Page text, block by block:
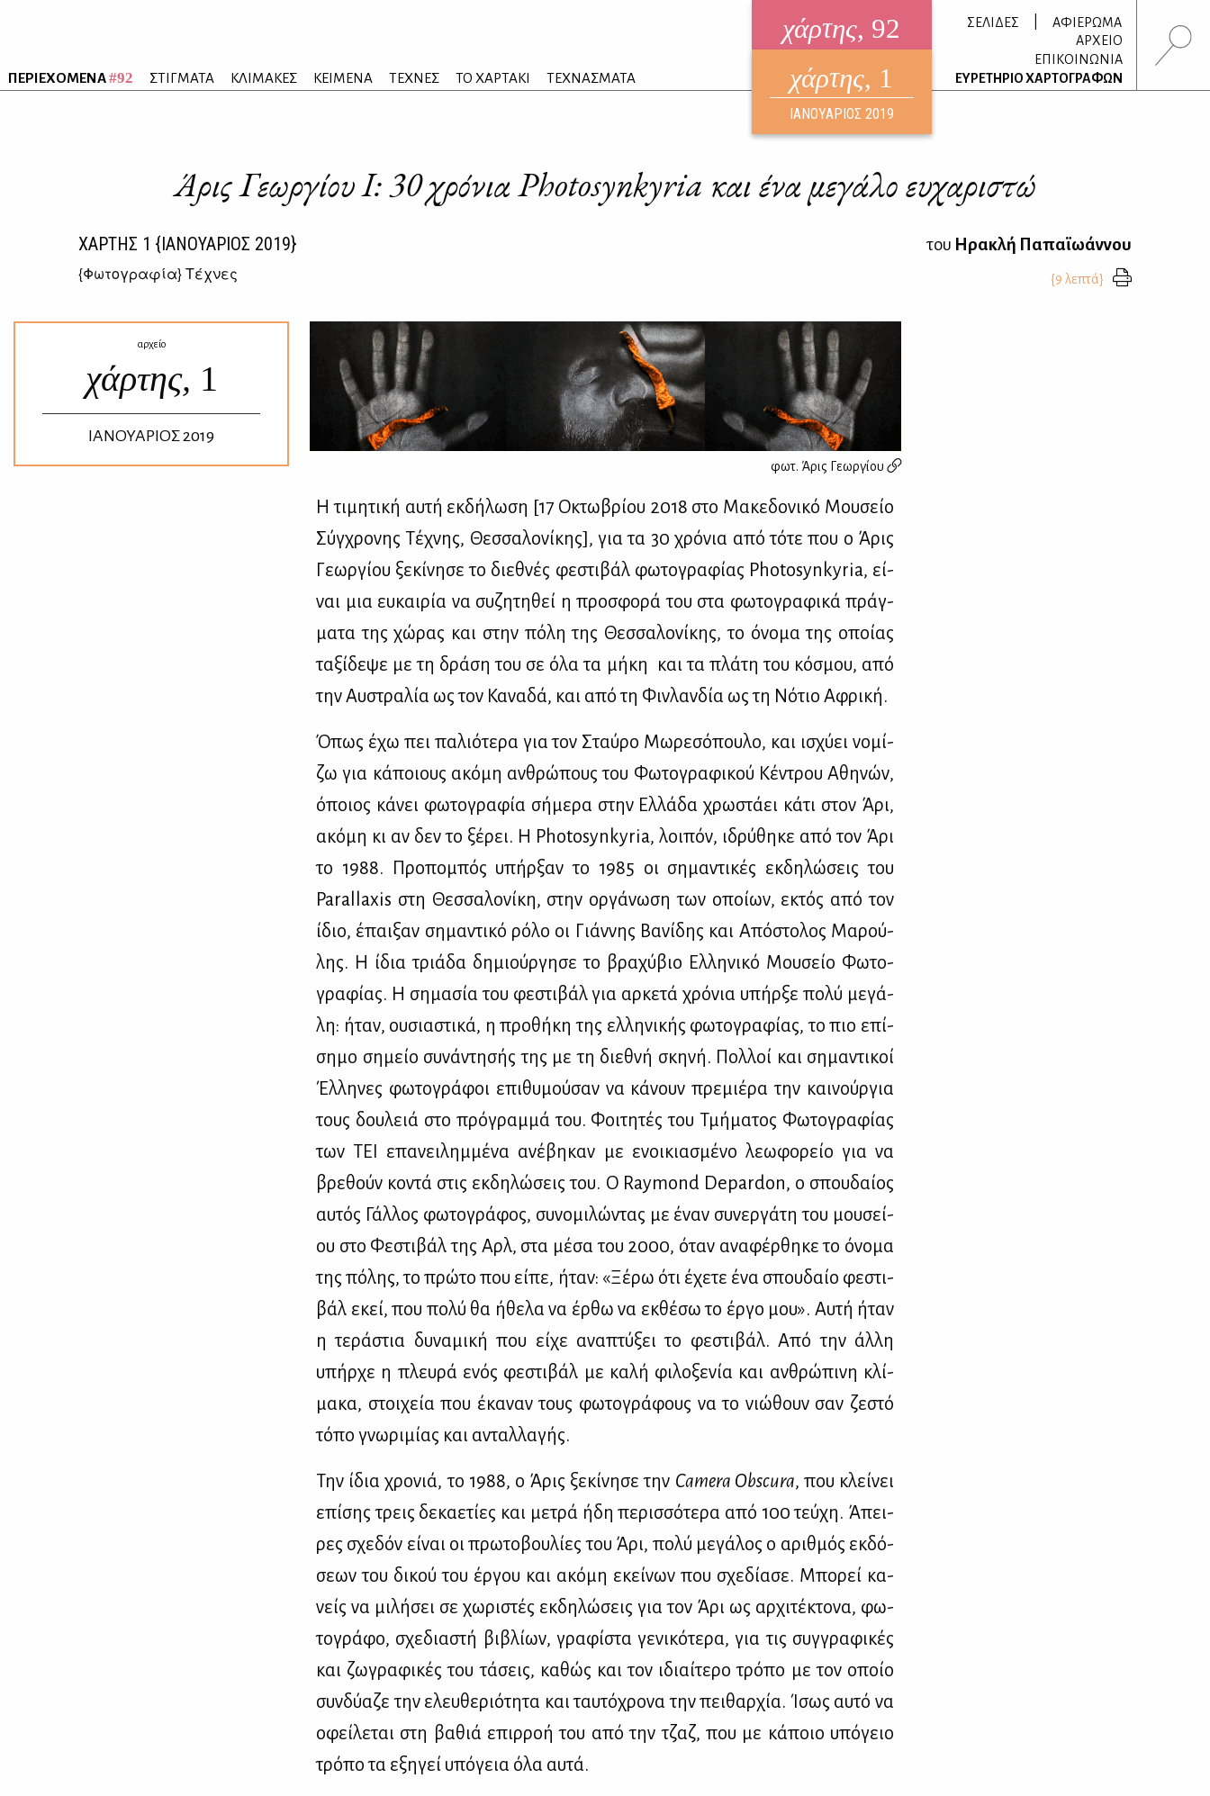
ΠΕΡΙΕΧΟΜΕΝΑ#92 ΣΤΙΓΜΑΤΑ ΚΛΙΜΑΚΕΣ ΚΕΙΜΕΝΑ ΤΕΧΝΕΣ ΤΟ ΧΑΡΤΑΚΙ ΤΕΧΝΑΣΜΑΤΑ
χάρτης, 92
ηλεκτρονικό περιοδικό
ΑΥΓΟΥΣΤΟΣ 2026
χάρτης, 1
ΙΑΝΟΥΑΡΙΟΣ 2019
ΣΕΛΙΔΕΣ
ΑΦΙΕΡΩΜΑ
ΑΡΧΕΙΟ
ΕΠΙΚΟΙΝΩΝΙΑ
ΕΥΡΕΤΗΡΙΟ ΧΑΡΤΟΓΡΑΦΩΝ
Άρις Γεωργίου Ι: 30 χρόνια Photosynkyria και ένα μεγάλο ευχαριστώ
ΧΑΡΤΗΣ 1 {ΙΑΝΟΥΑΡΙΟΣ 2019}
{Φωτογραφία} Τέχνες
του Ηρακλή Παπαϊωάννου
{9 λεπτά}
αρχείο
χάρτης, 1
ΙΑΝΟΥΑΡΙΟΣ 2019
φωτ. Άρις Γεωργίου
Η τι­μη­τι­κή αυ­τή εκ­δή­λω­ση [17 Οκτω­βρί­ου 2018 στο Μα­κε­δο­νι­κό Μου­σείο
Σύγ­χρο­νης Τέ­χνης, Θεσ­σα­λο­νί­κης], για τα 30 χρό­νια από τό­τε που ο Άρις
Γε­ωρ­γί­ου ξε­κί­νη­σε το διε­θνές φε­στι­βάλ φω­το­γρα­φί­ας Photosynkyria, εί­
ναι μια ευ­και­ρία να συ­ζη­τη­θεί η προ­σφο­ρά του στα φω­το­γρα­φι­κά πράγ­
μα­τα της χώ­ρας και στην πό­λη της Θεσ­σα­λο­νί­κης, το όνο­μα της οποί­ας
τα­ξί­δε­ψε με τη δρά­ση του σε όλα τα μή­κη και τα πλά­τη του κό­σμου, από
την Αυ­στρα­λία ως τον Κα­να­δά, και από τη Φιν­λαν­δία ως τη Νό­τιο Αφρι­κή.
Όπως έχω πει πα­λιό­τε­ρα για τον Σταύ­ρο Μω­ρε­σό­που­λο, και ισχύ­ει νο­μί­
ζω για κά­ποιους ακό­μη αν­θρώ­πους του Φω­το­γρα­φι­κού Κέ­ντρου Αθη­νών,
όποιος κά­νει φω­το­γρα­φία σή­με­ρα στην Ελ­λά­δα χρω­στά­ει κά­τι στον Άρι,
ακό­μη κι αν δεν το ξέ­ρει. Η Photosynkyria, λοι­πόν, ιδρύ­θη­κε από τον Άρι
το 1988. Προ­πο­μπός υπήρ­ξαν το 1985 οι ση­μα­ντι­κές εκ­δη­λώ­σεις του
Parallaxis στη Θεσ­σα­λο­νί­κη, στην ορ­γά­νω­ση των οποί­ων, εκτός από τον
ίδιο, έπαι­ξαν ση­μα­ντι­κό ρό­λο οι Γιάν­νης Βα­νί­δης και Από­στο­λος Μα­ρού­
λης. Η ίδια τριά­δα δη­μιούρ­γη­σε το βρα­χύ­βιο Ελ­λη­νι­κό Μου­σείο Φω­το­
γρα­φί­ας. Η ση­μα­σία του φε­στι­βάλ για αρ­κε­τά χρό­νια υπήρ­ξε πο­λύ με­γά­
λη: ήταν, ου­σια­στι­κά, η προ­θή­κη της ελ­λη­νι­κής φω­το­γρα­φί­ας, το πιο επί­
ση­μο ση­μείο συ­νά­ντη­σής της με τη διε­θνή σκη­νή. Πολ­λοί και ση­μα­ντι­κοί
Έλ­λη­νες φω­το­γρά­φοι επι­θυ­μού­σαν να κά­νουν πρε­μιέ­ρα την και­νούρ­για
τους δου­λειά στο πρό­γραμ­μά του. Φοι­τη­τές του Τμή­μα­τος Φω­το­γρα­φί­ας
των ΤΕΙ επα­νει­λημ­μέ­να ανέ­βη­καν με ενοι­κια­σμέ­νο λε­ω­φο­ρείο για να
βρε­θούν κο­ντά στις εκ­δη­λώ­σεις του. Ο Raymond Depardon, ο σπου­δαί­ος
αυ­τός Γάλ­λος φω­το­γρά­φος, συ­νο­μι­λώ­ντας με έναν συ­νερ­γά­τη του μου­σεί­
ου στο Φε­στι­βάλ της Αρλ, στα μέ­σα του 2000, όταν ανα­φέρ­θη­κε το όνο­μα
της πό­λης, το πρώ­το που εί­πε, ήταν: «Ξέ­ρω ότι έχε­τε ένα σπου­δαίο φε­στι­
βάλ εκεί, που πο­λύ θα ήθε­λα να έρ­θω να εκ­θέ­σω το έρ­γο μου». Αυ­τή ήταν
η τε­ρά­στια δυ­να­μι­κή που εί­χε ανα­πτύ­ξει το φε­στι­βάλ. Από την άλ­λη
υπήρ­χε η πλευ­ρά ενός φε­στι­βάλ με κα­λή φι­λο­ξε­νία και αν­θρώ­πι­νη κλί­
μα­κα, στοι­χεία που έκα­ναν τους φω­το­γρά­φους να το νιώ­θουν σαν ζε­στό
τό­πο γνω­ρι­μί­ας και ανταλ­λα­γής.
Την ίδια χρο­νιά, το 1988, ο Άρις ξε­κί­νη­σε την Camera Obscura, που κλεί­νει
επί­σης τρεις δε­κα­ε­τί­ες και με­τρά ήδη πε­ρισ­σό­τε­ρα από 100 τεύ­χη. Άπει­
ρες σχε­δόν εί­ναι οι πρω­το­βου­λί­ες του Άρι, πο­λύ με­γά­λος ο αριθ­μός εκ­δό­
σε­ων του δι­κού του έρ­γου και ακό­μη εκεί­νων που σχε­δί­α­σε. Μπο­ρεί κα­
νείς να μι­λή­σει σε χω­ρι­στές εκ­δη­λώ­σεις για τον Άρι ως αρ­χι­τέ­κτο­να, φω­
το­γρά­φο, σχε­δια­στή βι­βλί­ων, γρα­φί­στα γε­νι­κό­τε­ρα, για τις συγ­γρα­φι­κές
και ζω­γρα­φι­κές του τά­σεις, κα­θώς και τον ιδιαί­τε­ρο τρό­πο με τον οποίο
συν­δύ­α­ζε την ελευ­θε­ριό­τη­τα και ταυ­τό­χρο­να την πει­θαρ­χία. Ίσως αυ­τό να
οφεί­λε­ται στη βα­θιά επιρ­ροή του από την τζαζ, που με κά­ποιο υπό­γειο
τρό­πο τα εξη­γεί υπό­γεια όλα αυ­τά.